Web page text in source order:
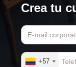
Crea tu
+57